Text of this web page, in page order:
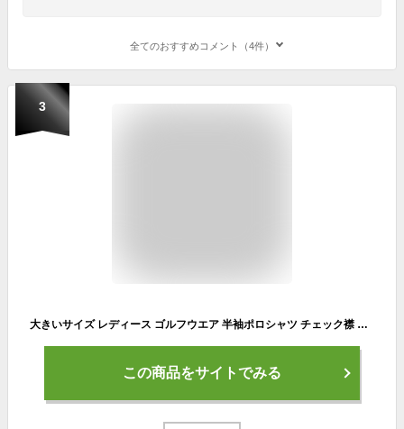
全てのおすすめコメント（4件）
3
大きいサイズ レディース ゴルフウエア 半袖ポロシャツ チェック襟 半袖 シャツ 吸水速乾 涼しい 普段着にも 大人かわいい 着心地重視 春 夏 秋 カジュアルゴルフウエア ゴルフ女子 レディースゴルフシャツ 大人ゴルフウエア サイズ豊富 L〜3XL
この商品をサイトでみる